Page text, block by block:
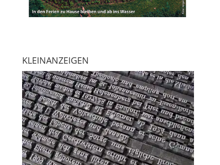
KLEINANZEIGEN